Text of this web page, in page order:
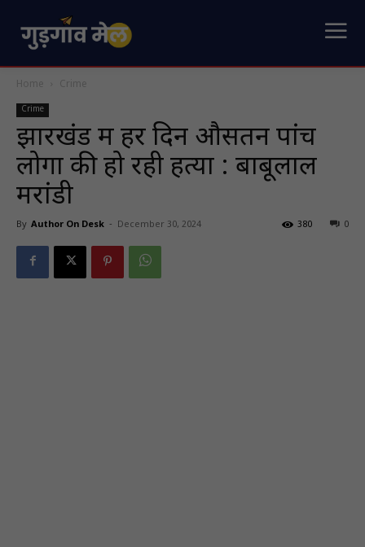
Home Crime
Crime
झारखंड में हर दिन औसतन पांच
लोगों की हो रही हत्या : बाबूलाल
मरांडी
By Author On Desk - December 30, 2024 0
380